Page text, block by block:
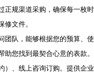
正规渠道采购，确保每一枚时
文件。
团队，能够根据您的预算、使
您找到最契合心意的表款。
）、线上咨询订购。提供企业